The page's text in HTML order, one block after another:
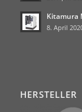
Kitamura
8. April
HERSTELLER